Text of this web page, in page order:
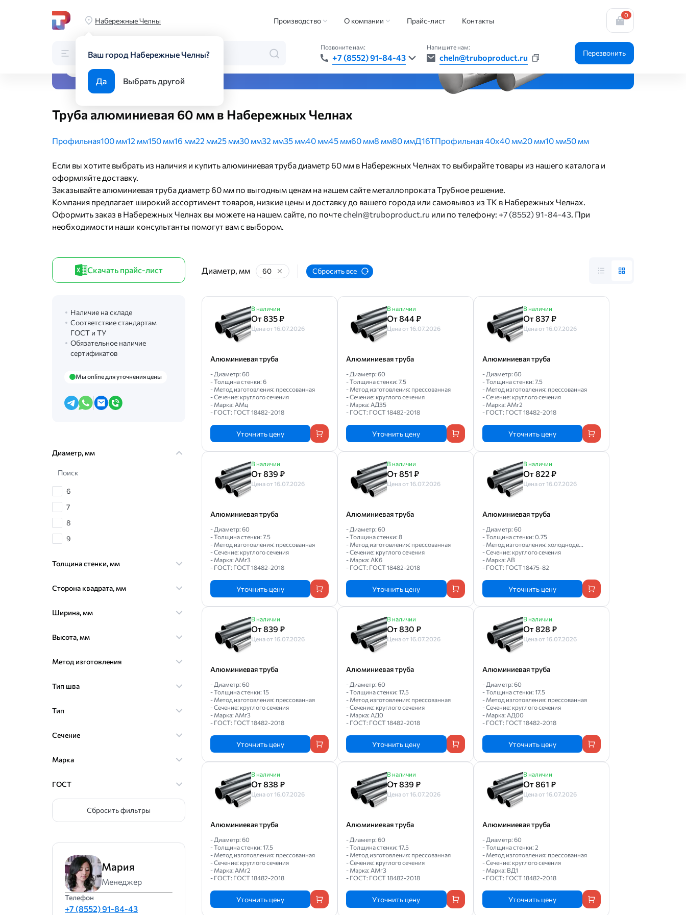
Набережные Челны
Ваш город Набережные Челны?
Да Выбрать другой
Производство О компании Прайс-лист Контакты
0
Каталог Поиск по каталогу
Позвоните нам:
+7 (8552) 91-84-43
Напишите нам:
cheln@truboproduct.ru Перезвонить
Главная Каталог Трубный прокат Алюминиевая труба диаметр 60 мм
Все виды металлопроката — быстро, точно, везде
Труба алюминиевая 60 мм в Набережных Челнах
Профильная100 мм12 мм150 мм16 мм22 мм25 мм30 мм32 мм35 мм40 мм45 мм60 мм8 мм80 ммД16ТПрофильная 40х40 мм20 мм10 мм50 мм
Если вы хотите выбрать из наличия и купить алюминиевая труба диаметр 60 мм в Набережных Челнах то выбирайте товары из нашего каталога и
оформляйте доставку.
Заказывайте алюминиевая труба диаметр 60 мм по выгодным ценам на нашем сайте металлопроката Трубное решение.
Компания предлагает широкий ассортимент товаров, низкие цены и доставку до вашего города или самовывоз из ТК в Набережных Челнах.
Оформить заказ в Набережных Челнах вы можете на нашем сайте, по почтеcheln@truboproduct.ru или по телефону: +7 (8552) 91-84-43. При
необходимости наши консультанты помогут вам с выбором.
Скачать прайс-лист
Наличие на складе
Соответствие стандартам
ГОСТ и ТУ
Обязательное наличие
сертификатов
Мы online для уточнения цены
Диаметр, мм
Поиск
6
7
8
9
11
12
14
17
23
27
30
32
33
34
Толщина стенки, мм
Сторона квадрата, мм
Ширина, мм
Высота, мм
Метод изготовления
Тип шва
Тип
Сечение
Марка
ГОСТ
Сбросить фильтры
Мария
Менеджер
Телефон
+7 (8552) 91-84-43
Диаметр, мм 60 Сбросить все
В наличии
От 835 ₽
Цена от 16.07.2026
Алюминиевая труба
- Диаметр: 60
- Толщина стенки: 6
- Метод изготовления: прессованная
- Сечение: круглого сечения
- Марка: АМц
- ГОСТ: ГОСТ 18482-2018
Уточнить цену
В наличии
От 844 ₽
Цена от 16.07.2026
Алюминиевая труба
- Диаметр: 60
- Толщина стенки: 7.5
- Метод изготовления: прессованная
- Сечение: круглого сечения
- Марка: АД35
- ГОСТ: ГОСТ 18482-2018
Уточнить цену
В наличии
От 837 ₽
Цена от 16.07.2026
Алюминиевая труба
- Диаметр: 60
- Толщина стенки: 7.5
- Метод изготовления: прессованная
- Сечение: круглого сечения
- Марка: АМг2
- ГОСТ: ГОСТ 18482-2018
Уточнить цену
В наличии
От 839 ₽
Цена от 16.07.2026
Алюминиевая труба
- Диаметр: 60
- Толщина стенки: 7.5
- Метод изготовления: прессованная
- Сечение: круглого сечения
- Марка: АМг3
- ГОСТ: ГОСТ 18482-2018
Уточнить цену
В наличии
От 851 ₽
Цена от 16.07.2026
Алюминиевая труба
- Диаметр: 60
- Толщина стенки: 8
- Метод изготовления: прессованная
- Сечение: круглого сечения
- Марка: АК6
- ГОСТ: ГОСТ 18482-2018
Уточнить цену
В наличии
От 822 ₽
Цена от 16.07.2026
Алюминиевая труба
- Диаметр: 60
- Толщина стенки: 0.75
- Метод изготовления: холодноде...
- Сечение: круглого сечения
- Марка: АВ
- ГОСТ: ГОСТ 18475-82
Уточнить цену
В наличии
От 839 ₽
Цена от 16.07.2026
Алюминиевая труба
- Диаметр: 60
- Толщина стенки: 15
- Метод изготовления: прессованная
- Сечение: круглого сечения
- Марка: АМг3
- ГОСТ: ГОСТ 18482-2018
Уточнить цену
В наличии
От 830 ₽
Цена от 16.07.2026
Алюминиевая труба
- Диаметр: 60
- Толщина стенки: 17.5
- Метод изготовления: прессованная
- Сечение: круглого сечения
- Марка: АД0
- ГОСТ: ГОСТ 18482-2018
Уточнить цену
В наличии
От 828 ₽
Цена от 16.07.2026
Алюминиевая труба
- Диаметр: 60
- Толщина стенки: 17.5
- Метод изготовления: прессованная
- Сечение: круглого сечения
- Марка: АД00
- ГОСТ: ГОСТ 18482-2018
Уточнить цену
В наличии
От 838 ₽
Цена от 16.07.2026
Алюминиевая труба
- Диаметр: 60
- Толщина стенки: 17.5
- Метод изготовления: прессованная
- Сечение: круглого сечения
- Марка: АМг2
- ГОСТ: ГОСТ 18482-2018
Уточнить цену
В наличии
От 839 ₽
Цена от 16.07.2026
Алюминиевая труба
- Диаметр: 60
- Толщина стенки: 17.5
- Метод изготовления: прессованная
- Сечение: круглого сечения
- Марка: АМг3
- ГОСТ: ГОСТ 18482-2018
Уточнить цену
В наличии
От 861 ₽
Цена от 16.07.2026
Алюминиевая труба
- Диаметр: 60
- Толщина стенки: 2
- Метод изготовления: прессованная
- Сечение: круглого сечения
- Марка: ВД1
- ГОСТ: ГОСТ 18482-2018
Уточнить цену